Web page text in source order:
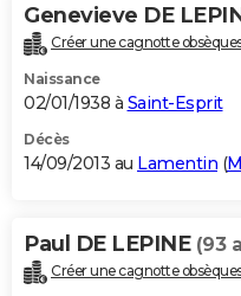
Genevieve DE
Créer une cagnotte
Naissance
02/01/1938 à Saint-Esprit
Décès
14/09/2013 au Lamentin (
Paul DE LEPINE (93
Créer une cagnotte